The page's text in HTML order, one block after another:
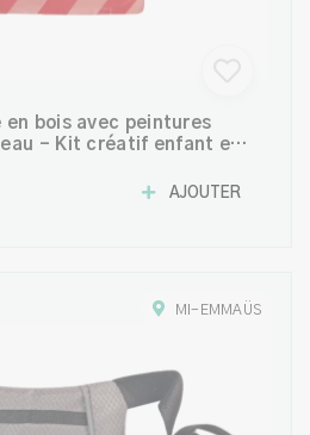
en bois avec peintures
– Kit créatif enfant et
AJOUTER
MI-EMMAÜS